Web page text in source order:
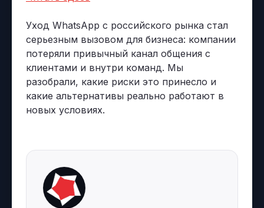
Уход WhatsApp с российского рынка стал
серьезным вызовом для бизнеса: компании
потеряли привычный канал общения с
клиентами и внутри команд. Мы
разобрали, какие риски это принесло и
какие альтернативы реально работают в
новых условиях.